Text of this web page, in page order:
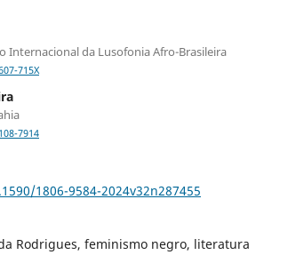
Internacional da Lusofonia Afro-Brasileira
715X
7914
1806-9584-2024v32n287455
Rodrigues, feminismo negro, literatura